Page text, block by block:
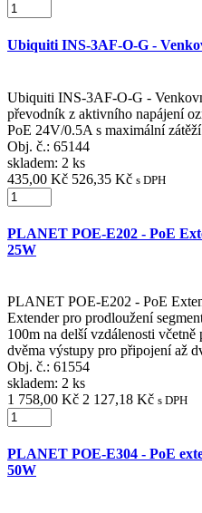
Ubiquiti INS-3AF-O-G -
Ubiquiti INS-3AF-O-G -
převodník z aktivního napájení
PoE 24V/0.5A s maximální
Obj. č.: 65144
skladem: 2 ks
435,00 Kč 526,35 Kč s DPH
PLANET POE-E202 - PoE
25W
PLANET POE-E202 - PoE
Extender pro prodloužení
100m na delší vzdálenosti
dvěma výstupy pro připojení až
Obj. č.: 61554
skladem: 2 ks
1 758,00 Kč 2 127,18 Kč s DPH
PLANET POE-E304 - PoE
50W